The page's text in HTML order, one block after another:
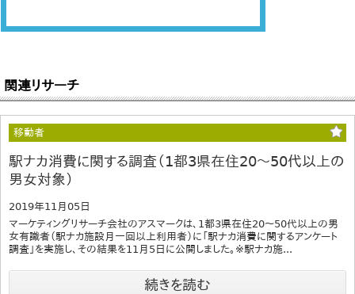
関連リサーチ
移動者
駅ナカ消費に関する調査（1都3県在住20～50代以上の
男女対象）
2019年11月05日
マーケティングリサーチ会社のアスマークは、1都3県在住20～50代以上の男
女有識者（駅ナカ施設月一回以上利用者）に「駅ナカ消費に関するアンケート
調査」を実施し、その結果を11月5日に公開しました。※駅ナカ施...
続きを読む